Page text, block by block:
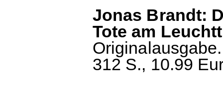
Jonas Brandt:
Tote am
312 S., 10.99